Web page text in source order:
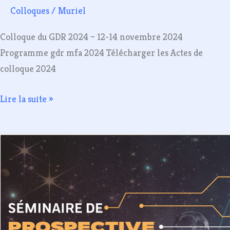
Colloques/ Muriel
Colloque du GDR 2024 – 12-14 novembre 2024
Programme gdr mfa 2024 Télécharger les Actes de
colloque 2024
Lire la suite »
sÉminaire
prospective
scientifique
SAINT
MALO